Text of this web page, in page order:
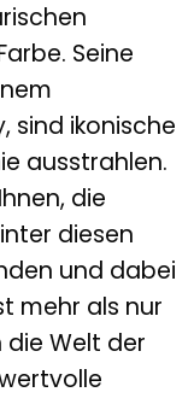
Seine
sind ikonische
ausstrahlen.
die
diesen
und dabei
mehr als nur
die Welt der